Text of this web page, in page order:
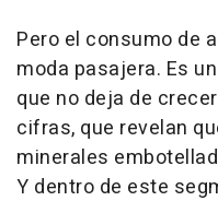
Pero el consumo de
moda pasajera. Es
que no deja de
cifras, que revelan
minerales
Y dentro de este